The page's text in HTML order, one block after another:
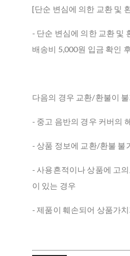
[단순 변심에 의한 교환 및
- 단순 변심에 의한 교환 및
배송비 5,000원 입금 확인
다음의 경우 교환/환불이
- 중고 음반의 경우 커버의
- 상품 정보에 교환/환불 불
- 사용흔적이나 상품에 고
이 있는 경우
- 제품이 훼손되어 상품가